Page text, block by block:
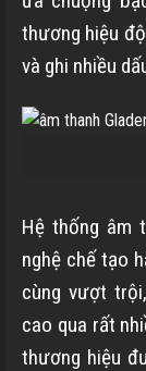
thương hiệu
và ghi nhiều
Hệ thống âm
nghệ chế tạo
cùng vượt
cao qua rất
thương hiệu